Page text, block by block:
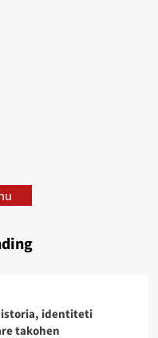
identiteti
takohen